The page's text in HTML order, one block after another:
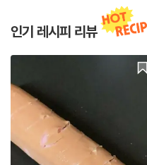
인기 레시피 리뷰